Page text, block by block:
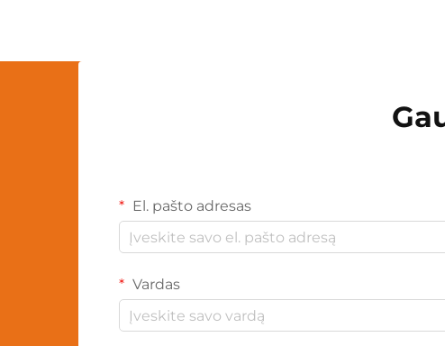
El. pašto adresas
Vardas